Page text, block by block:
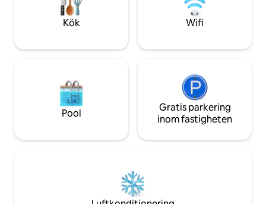
Kök Wifi
Pool
Gratis parkering
inom fastigheten